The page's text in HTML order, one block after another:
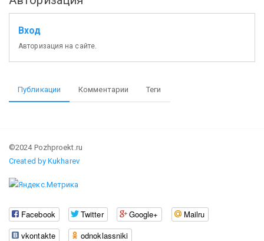
Вход
Авторизация на сайте.
Публикации Комментарии Теги
©2024 Pozhproekt.ru
Created by Kukharev
Facebook Twitter Google+
Mailru
vkontakte
odnoklassniki